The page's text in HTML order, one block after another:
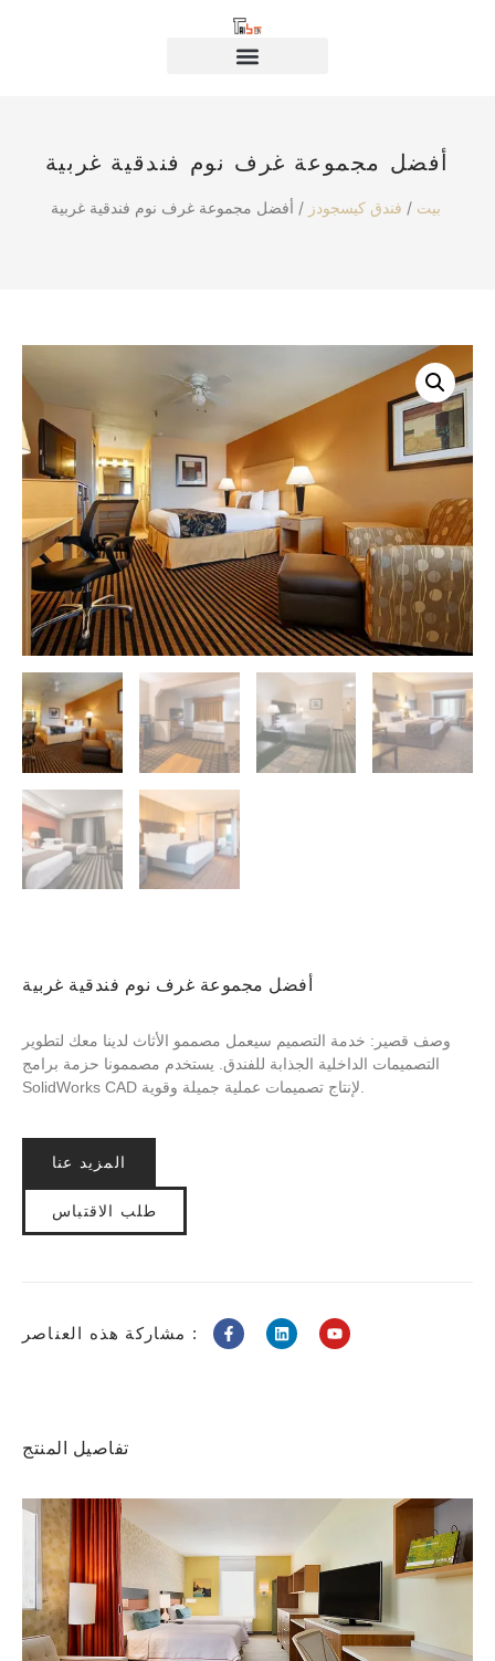
أفضل مجموعة غرف نوم فندقية غربية
بيت / فندق كيسجودز
أفضل مجموعة غرف نوم فندقية غربية
وصف قصير: خدمة التصميم سيعمل مصممو الأثاث لدينا معك لتطوير
التصميمات الداخلية الجذابة للفندق. يستخدم مصممونا حزمة برامج
SolidWorks CAD لإنتاج تصميمات عملية جميلة وقوية.
المزيد عنا
طلب الاقتباس
مشاركة هذه العناصر :
تفاصيل المنتج